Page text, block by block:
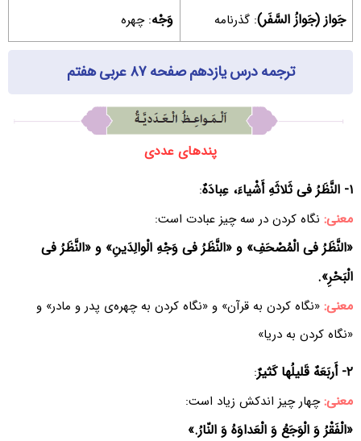
جَواز (جَوازُ السَّفَر): گذرنامه وَجْه: چهره
ترجمه درس یازدهم صفحه ۸۷ عربی هفتم
پندهای عددی
۱- النَّظَرُ فی ثَلاثَهِ أَشْیاءَ، عِبادَهٌ
:
معنی: نگاه کردن در سه چیز عبادت است:
«النَّظَرُ فی الْمُصْحَفِ» و «النَّظَرُ فی وَجْهِ الْوالِدَینِ» و «النَّظَرُ فی
الْبَحْرِ».
معنی: «نگاه کردن به قرآن» و «نگاه کردن به چهره‌ی پدر و مادر» و
«نگاه کردن به دریا»
۲- أَربَعَهٌ قَلیلُها کَثیرٌ :
معنی:چهار چیز اندکش زیاد است:
«الْفَقْرُ وَ الْوَجَعُ وَ الْعَداوَهُ وَ النّارُ.»